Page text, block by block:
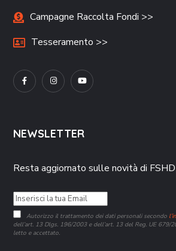
Campagne Raccolta Fondi >>
Tesseramento >>
NEWSLETTER
Resta aggiornato sulle novità di
Autorizzo il trattamento dei dati personali secondo
dell’art. 13 Dlgs. 196/2003 e dell’art. 13 del Reg. UE 679/
letto e accettato.